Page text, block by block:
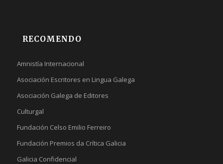
RECOMENDO
Amnistía Internacional
Asociación Escritores en Lingua Galega
Asociación Galega de Editores
Culturgal
Fundación Celso Emilio Ferreiro
Fundación Premios da Crítica Galicia
Galicia Confidencial